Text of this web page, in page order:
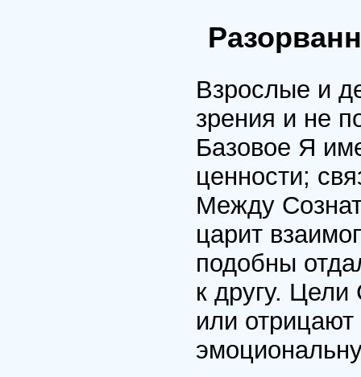
Взрослые и
зрения и не
Базовое Я
ценности;
Между
царит
подобны
к другу.
или отрицают